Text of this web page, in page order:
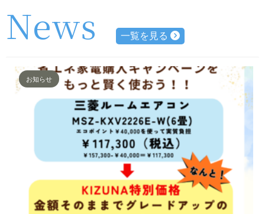
News 一覧を見る
お知らせ